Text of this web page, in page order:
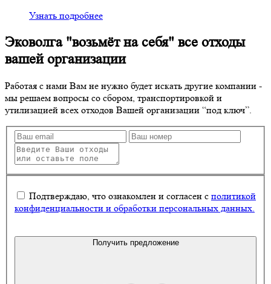
Узнать подробнее
Эковолга "возьмёт на себя" все отходы
вашей организации
Работая с нами Вам не нужно будет искать другие компании -
мы решаем вопросы со сбором, транспортировкой и
утилизацией всех отходов Вашей организации “под ключ”.
Подтверждаю, что ознакомлен и согласен с политикой
конфиденциальности и обработки персональных данных.
Получить предложение